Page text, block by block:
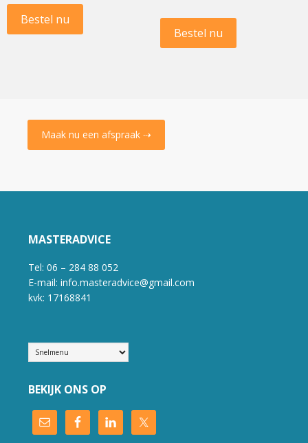
Bestel nu
Bestel nu
Maak nu een afspraak ⇢
MASTERADVICE
Tel: 06 – 284 88 052
E-mail: info.masteradvice@gmail.com
kvk: 17168841
BEKIJK ONS OP